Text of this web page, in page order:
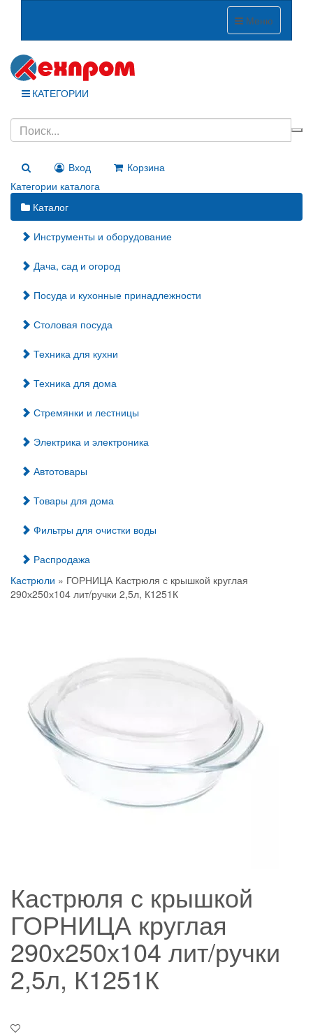
Меню
КАТЕГОРИИ
Вход
Корзина
Категории каталога
Каталог
Инструменты и оборудование
Дача, сад и огород
Посуда и кухонные принадлежности
Столовая посуда
Техника для кухни
Техника для дома
Стремянки и лестницы
Электрика и электроника
Автотовары
Товары для дома
Фильтры для очистки воды
Распродажа
Кастрюли » ГОРНИЦА Кастрюля с крышкой круглая
290х250х104 лит/ручки 2,5л, К1251К
Кастрюля с крышкой
ГОРНИЦА круглая
290х250х104 лит/ручки
2,5л, К1251К